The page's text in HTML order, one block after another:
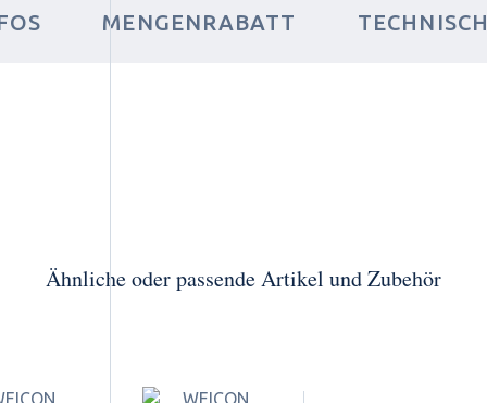
MENGENRABATT
Ähnliche oder passende Artikel und Zubehör